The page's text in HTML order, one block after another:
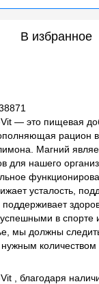
В избранное
— это пищевая
рацион
Магний
для нашего
усталость,
в спорте
мы должны
количеством
, благодаря